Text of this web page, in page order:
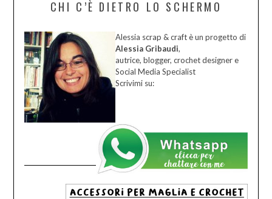
CHI C’È DIETRO LO SCHERMO
Alessia scrap & craft è un progetto di
Alessia Gribaudi,
autrice, blogger, crochet designer e
Social Media Specialist
Scrivimi su: